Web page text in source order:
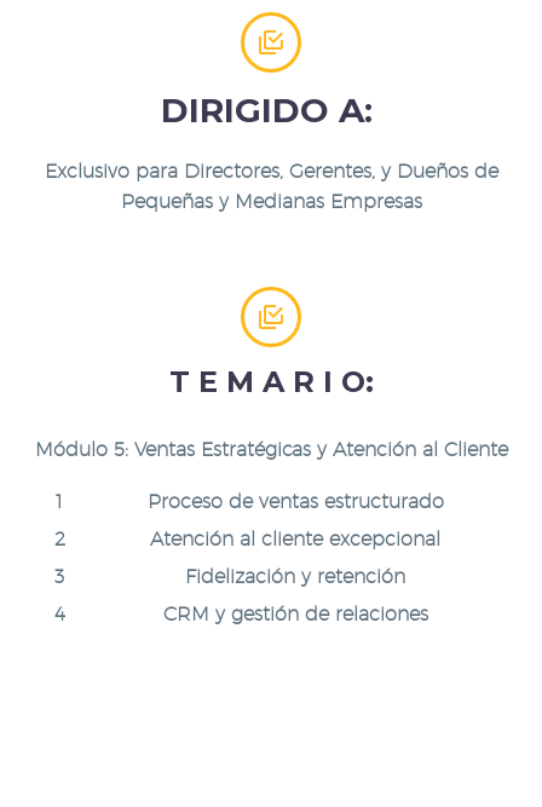


DIRIGIDO A:
Exclusivo para Directores, Gerentes, y Dueños de
Pequeñas y Medianas Empresas


T E M A R I O:
Módulo 5: Ventas Estratégicas y Atención al Cliente
Proceso de ventas estructurado
Atención al cliente excepcional
Fidelización y retención
CRM y gestión de relaciones